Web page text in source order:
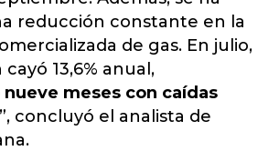
reducción constante en la
de gas. En julio,
13,6% anual,
meses con caídas
”, concluyó el analista de